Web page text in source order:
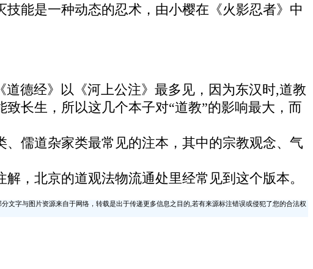
能是一种动态的忍术，由小樱在《火影忍者》中
德经》以《河上公注》最多见，因为东汉时,道教
长生，所以这几个本子对“道教”的影响最大，而
儒道杂家类最常见的注本，其中的宗教观念、气
，北京的道观法物流通处里经常见到这个版本。
文字与图片资源来自于网络，转载是出于传递更多信息之目的,若有来源标注错误或侵犯了您的合法权